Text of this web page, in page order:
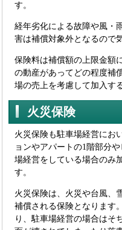
す。
経年劣化による故障や風・
害は補償対象外となるので
保険料は補償額の上限金額
の動産があってどの程度補
場の売上を考慮して加入す
火災保険
火災保険も駐車場経営にお
ョンやアパートの1階部分
場経営をしている場合のみ
す。
火災保険は、火災や台風、
補償される保険となります
り、駐車場経営の場合はそ